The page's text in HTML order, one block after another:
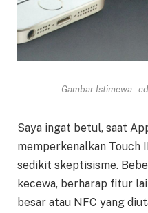
Gambar Istimewa :
Saya ingat betul, saat
memperkenalkan Touch
sedikit skeptisisme.
kecewa, berharap fitur
besar atau NFC yang